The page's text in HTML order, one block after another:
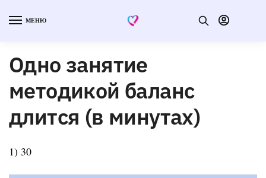
МЕНЮ
Одно занятие
методикой баланс
длится (в минутах)
1) 30